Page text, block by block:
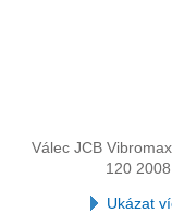
Válec JCB
120 2008
Ukázat